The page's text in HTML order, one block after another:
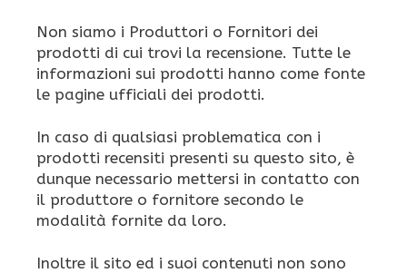
Non siamo i Produttori o Fornitori dei
prodotti di cui trovi la recensione. Tutte le
informazioni sui prodotti hanno come fonte
le pagine ufficiali dei prodotti.
In caso di qualsiasi problematica con i
prodotti recensiti presenti su questo sito, è
dunque necessario mettersi in contatto con
il produttore o fornitore secondo le
modalità fornite da loro.
Inoltre il sito ed i suoi contenuti non sono